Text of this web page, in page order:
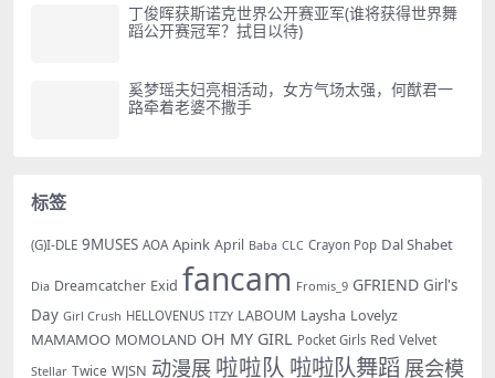
丁俊晖获斯诺克世界公开赛亚军(谁将获得世界舞
蹈公开赛冠军？拭目以待)
奚梦瑶夫妇亮相活动，女方气场太强，何猷君一
路牵着老婆不撒手
标签
(G)I-DLE 9MUSES AOA Apink April Baba CLC Crayon Pop Dal Shabet
Dia Dreamcatcher Exid fancam Fromis_9 GFRIEND Girl's
Day Girl Crush HELLOVENUS ITZY LABOUM Laysha Lovelyz
MAMAMOO MOMOLAND OH MY GIRL Pocket Girls Red Velvet
Stellar Twice WJSN 动漫展 啦啦队 啦啦队舞蹈 展会模